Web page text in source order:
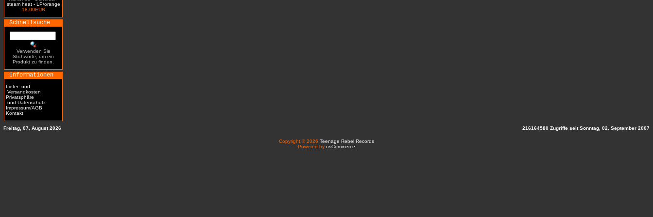
steam heat - LP/orange
18.00EUR
Schnellsuche
Verwenden Sie
Stichworte, um ein
Produkt zu finden.
Informationen
Liefer- und
Versandkosten
Privatsphäre
und Datenschutz
Impressum/AGB
Kontakt
Freitag, 07. August 2026 216164580 Zugriffe seit Sonntag, 02. September 2007
Copyright © 2026 Teenage Rebel Records
Powered by osCommerce